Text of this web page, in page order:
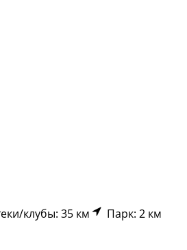
клубы: 35 км
Парк: 2 км